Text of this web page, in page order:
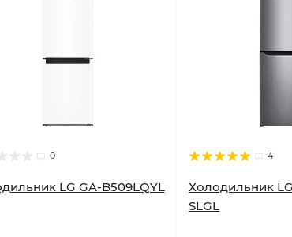
0
LG GA-B509LQYL
4
Холодильник
SLGL